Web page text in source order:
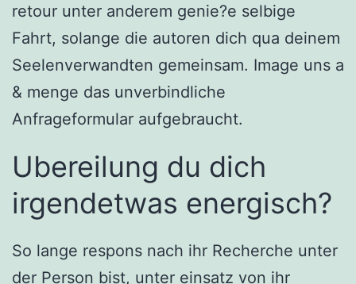
retour unter anderem genie?e selbige
Fahrt, solange die autoren dich qua deinem
Seelenverwandten gemeinsam. Image uns a
& menge das unverbindliche
Anfrageformular aufgebraucht.
Ubereilung du dich
irgendetwas energisch?
So lange respons nach ihr Recherche unter
der Person bist, unter einsatz von ihr